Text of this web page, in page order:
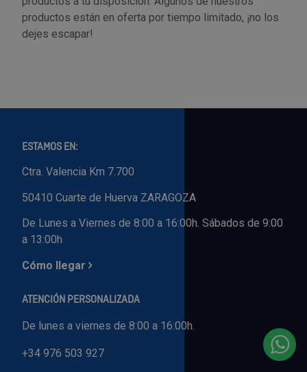
productos están en oferta por tiempo limitado, ¡no los
dejes escapar!
ESTAMOS EN:
Ctra. Valencia Km 7.700
50410 Cuarte de Huerva ZARAGOZA
De Lunes a Viernes de 8:00 a 16:00h. Sábados de 9:00
a 13:00h
Cómo llegar
ATENCIÓN PERSONALIZADA
De lunes a viernes de 8:00 a 16:00h.
+34 976 503 927